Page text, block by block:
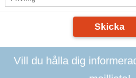
Skicka
Vill du hålla dig